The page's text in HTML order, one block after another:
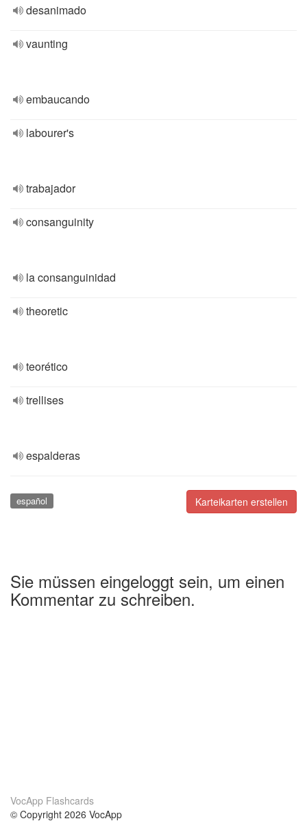
desanimado
vaunting
embaucando
labourer's
trabajador
consanguinity
la consanguinidad
theoretic
teorético
trellises
espalderas
Karteikarten erstellen
español
Sie müssen eingeloggt sein, um einen
Kommentar zu schreiben.
VocApp Flashcards
© Copyright 2026 VocApp